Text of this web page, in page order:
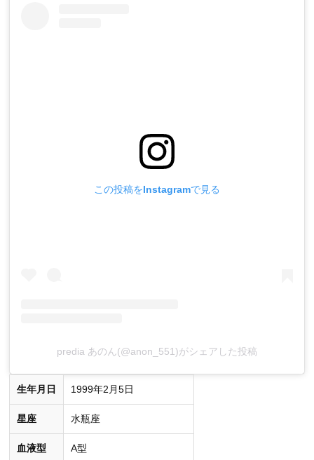
この投稿をInstagramで見る
predia あのん(@anon_551)がシェアした投稿
生年月日 1999年2月5日
星座 水瓶座
血液型 A型